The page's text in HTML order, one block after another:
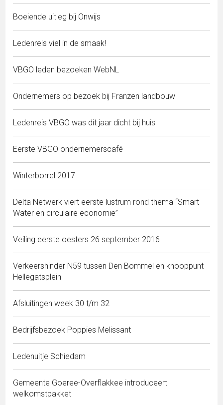
Boeiende uitleg bij Onwijs
Ledenreis viel in de smaak!
VBGO leden bezoeken WebNL
Ondernemers op bezoek bij Franzen landbouw
Ledenreis VBGO was dit jaar dicht bij huis
Eerste VBGO ondernemerscafé
Winterborrel 2017
Delta Netwerk viert eerste lustrum rond thema “Smart
Water en circulaire economie”
Veiling eerste oesters 26 september 2016
Verkeershinder N59 tussen Den Bommel en knooppunt
Hellegatsplein
Afsluitingen week 30 t/m 32
Bedrijfsbezoek Poppies Melissant
Ledenuitje Schiedam
Gemeente Goeree-Overflakkee introduceert
welkomstpakket